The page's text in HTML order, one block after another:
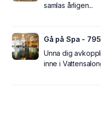
samlas årligen...
Gå på Spa -
Unna dig
inne i